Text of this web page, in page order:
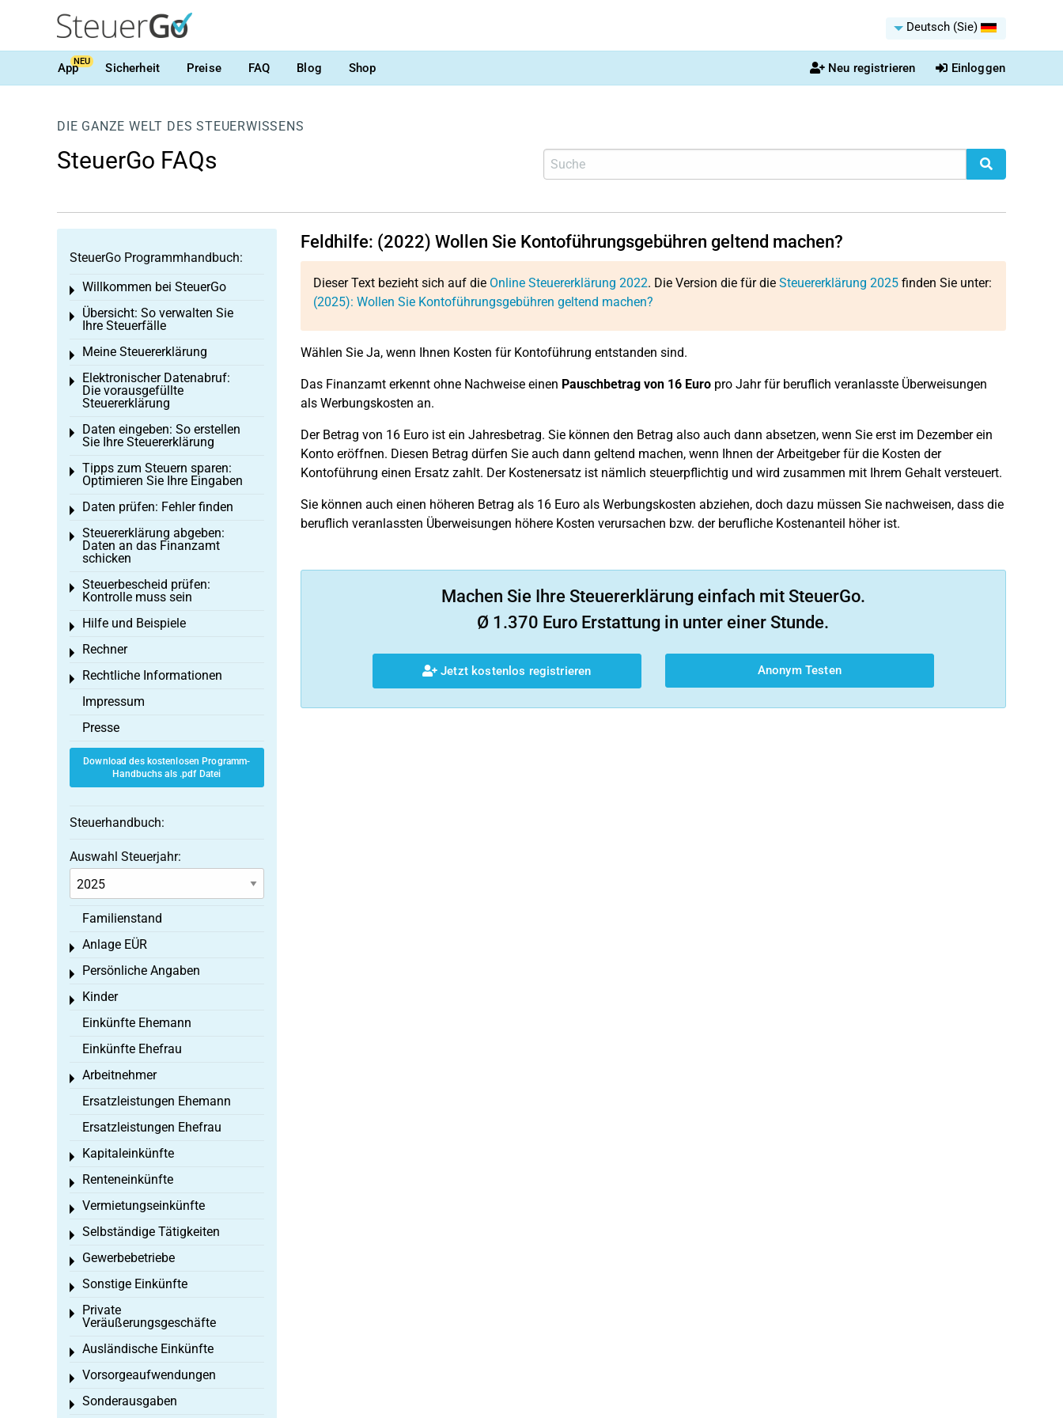
Deutsch (Sie)
AppNEU Sicherheit Preise FAQ Blog Shop Neu registrieren Einloggen
DIE GANZE WELT DES STEUERWISSENS
SteuerGo FAQs
Feldhilfe: (2022) Wollen Sie Kontoführungsgebühren geltend machen?
Dieser Text bezieht sich auf die Online Steuererklärung 2022. Die Version die für die Steuererklärung 2025finden Sie unter:
(2025): Wollen Sie Kontoführungsgebühren geltend machen?
Wählen Sie Ja, wenn Ihnen Kosten für Kontoführung entstanden sind.
Das Finanzamt erkennt ohne Nachweise einen Pauschbetrag von 16 Europro Jahr für beruflich veranlasste Überweisungen
als Werbungskosten an.
Der Betrag von 16 Euro ist ein Jahresbetrag. Sie können den Betrag also auch dann absetzen, wenn Sie erst im Dezember ein
Konto eröffnen. Diesen Betrag dürfen Sie auch dann geltend machen, wenn Ihnen der Arbeitgeber für die Kosten der
Kontoführung einen Ersatz zahlt. Der Kostenersatz ist nämlich steuerpflichtig und wird zusammen mit Ihrem Gehalt versteuert.
Sie können auch einen höheren Betrag als 16 Euro als Werbungskosten abziehen, doch dazu müssen Sie nachweisen, dass die
beruflich veranlassten Überweisungen höhere Kosten verursachen bzw. der berufliche Kostenanteil höher ist.
Machen Sie Ihre Steuererklärung einfach mit SteuerGo.
Ø 1.370 Euro Erstattung in unter einer Stunde.
Jetzt kostenlos registrieren Anonym Testen
SteuerGo Programmhandbuch:
Willkommen bei SteuerGo
Toggle menu
Übersicht: So verwalten Sie
Ihre Steuerfälle
Toggle menu
Meine Steuererklärung
Toggle menu
Elektronischer Datenabruf:
Die vorausgefüllte
Steuererklärung
Toggle menu
Daten eingeben: So erstellen
Sie Ihre Steuererklärung
Toggle menu
Tipps zum Steuern sparen:
Optimieren Sie Ihre Eingaben
Toggle menu
Daten prüfen: Fehler finden
Toggle menu
Steuererklärung abgeben:
Daten an das Finanzamt
schicken
Toggle menu
Steuerbescheid prüfen:
Kontrolle muss sein
Toggle menu
Hilfe und Beispiele
Toggle menu
Rechner
Toggle menu
Rechtliche Informationen
Toggle menu
Impressum
Presse
Download des kostenlosen Programm-
Handbuchs als .pdf Datei
Steuerhandbuch:
Auswahl Steuerjahr:
Familienstand
Anlage EÜR
Toggle menu
Persönliche Angaben
Toggle menu
Kinder
Toggle menu
Einkünfte Ehemann
Einkünfte Ehefrau
Arbeitnehmer
Toggle menu
Ersatzleistungen Ehemann
Ersatzleistungen Ehefrau
Kapitaleinkünfte
Toggle menu
Renteneinkünfte
Toggle menu
Vermietungseinkünfte
Toggle menu
Selbständige Tätigkeiten
Toggle menu
Gewerbebetriebe
Toggle menu
Sonstige Einkünfte
Toggle menu
Private
Veräußerungsgeschäfte
Toggle menu
Ausländische Einkünfte
Toggle menu
Vorsorgeaufwendungen
Toggle menu
Sonderausgaben
Toggle menu